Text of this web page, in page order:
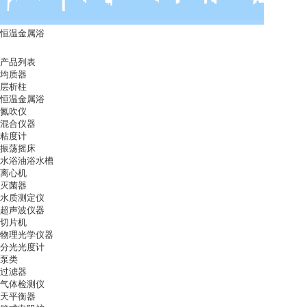
恒温金属浴
产品列表
均质器
层析柱
恒温金属浴
氮吹仪
混合仪器
粘度计
振荡摇床
水浴油浴水槽
离心机
灭菌器
水质测定仪
超声波仪器
切片机
物理光学仪器
分光光度计
泵类
过滤器
气体检测仪
天平衡器